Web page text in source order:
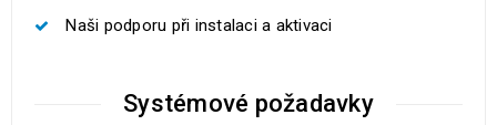
Naši podporu při instalaci a aktivaci
Systémové požadavky